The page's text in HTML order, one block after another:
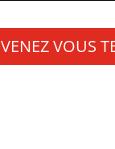
VENEZ VOUS